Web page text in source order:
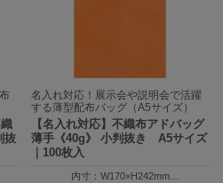
抜
名入れ対応！展示会や説明会で活躍
する薄型配布バッグ（A5サイズ）
【名入れ対応】不織布アドバッグ
薄手《40g》 小判抜き A5サイズ
｜100枚入
内寸：W170×H242mm